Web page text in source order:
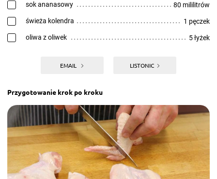
sok ananasowy 80 mililitrów
świeża kolendra 1 pęczek
oliwa z oliwek 5 łyżek
EMAIL LISTONIC
Przygotowanie krok po kroku